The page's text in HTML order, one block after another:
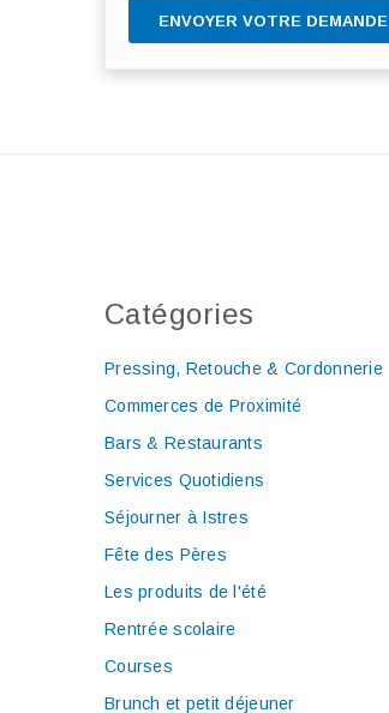
ENVOYER VOTRE DEMANDE
Catégories
Pressing, Retouche & Cordonnerie
Commerces de Proximité
Bars & Restaurants
Services Quotidiens
Séjourner à Istres
Fête des Pères
Les produits de l'été
Rentrée scolaire
Courses
Brunch et petit déjeuner